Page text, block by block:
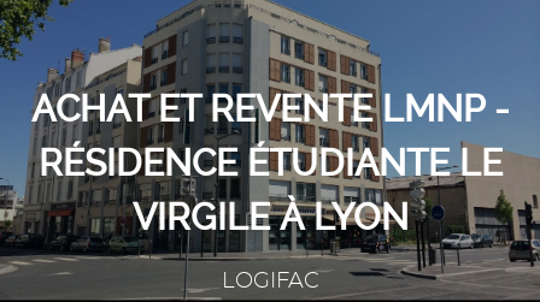
ACHAT ET REVENTE LMNP -
RÉSIDENCE ÉTUDIANTE LE
VIRGILE À LYON
LOGIFAC